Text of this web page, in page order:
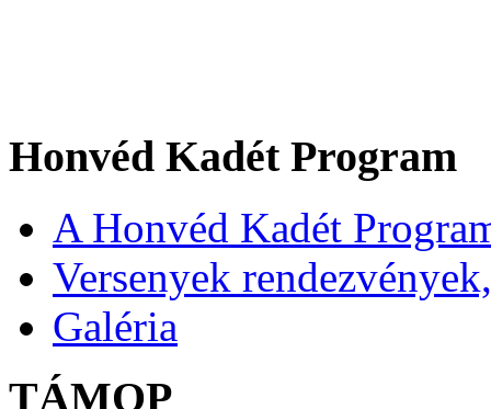
Honvéd Kadét Program
A Honvéd Kadét
Versenyek
Galéria
TÁMOP